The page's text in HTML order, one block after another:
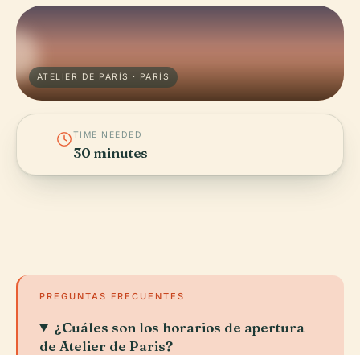
ATELIER DE PARÍS · PARÍS
TIME NEEDED
30 minutes
PREGUNTAS FRECUENTES
¿Cuáles son los horarios de apertura
de Atelier de Paris?